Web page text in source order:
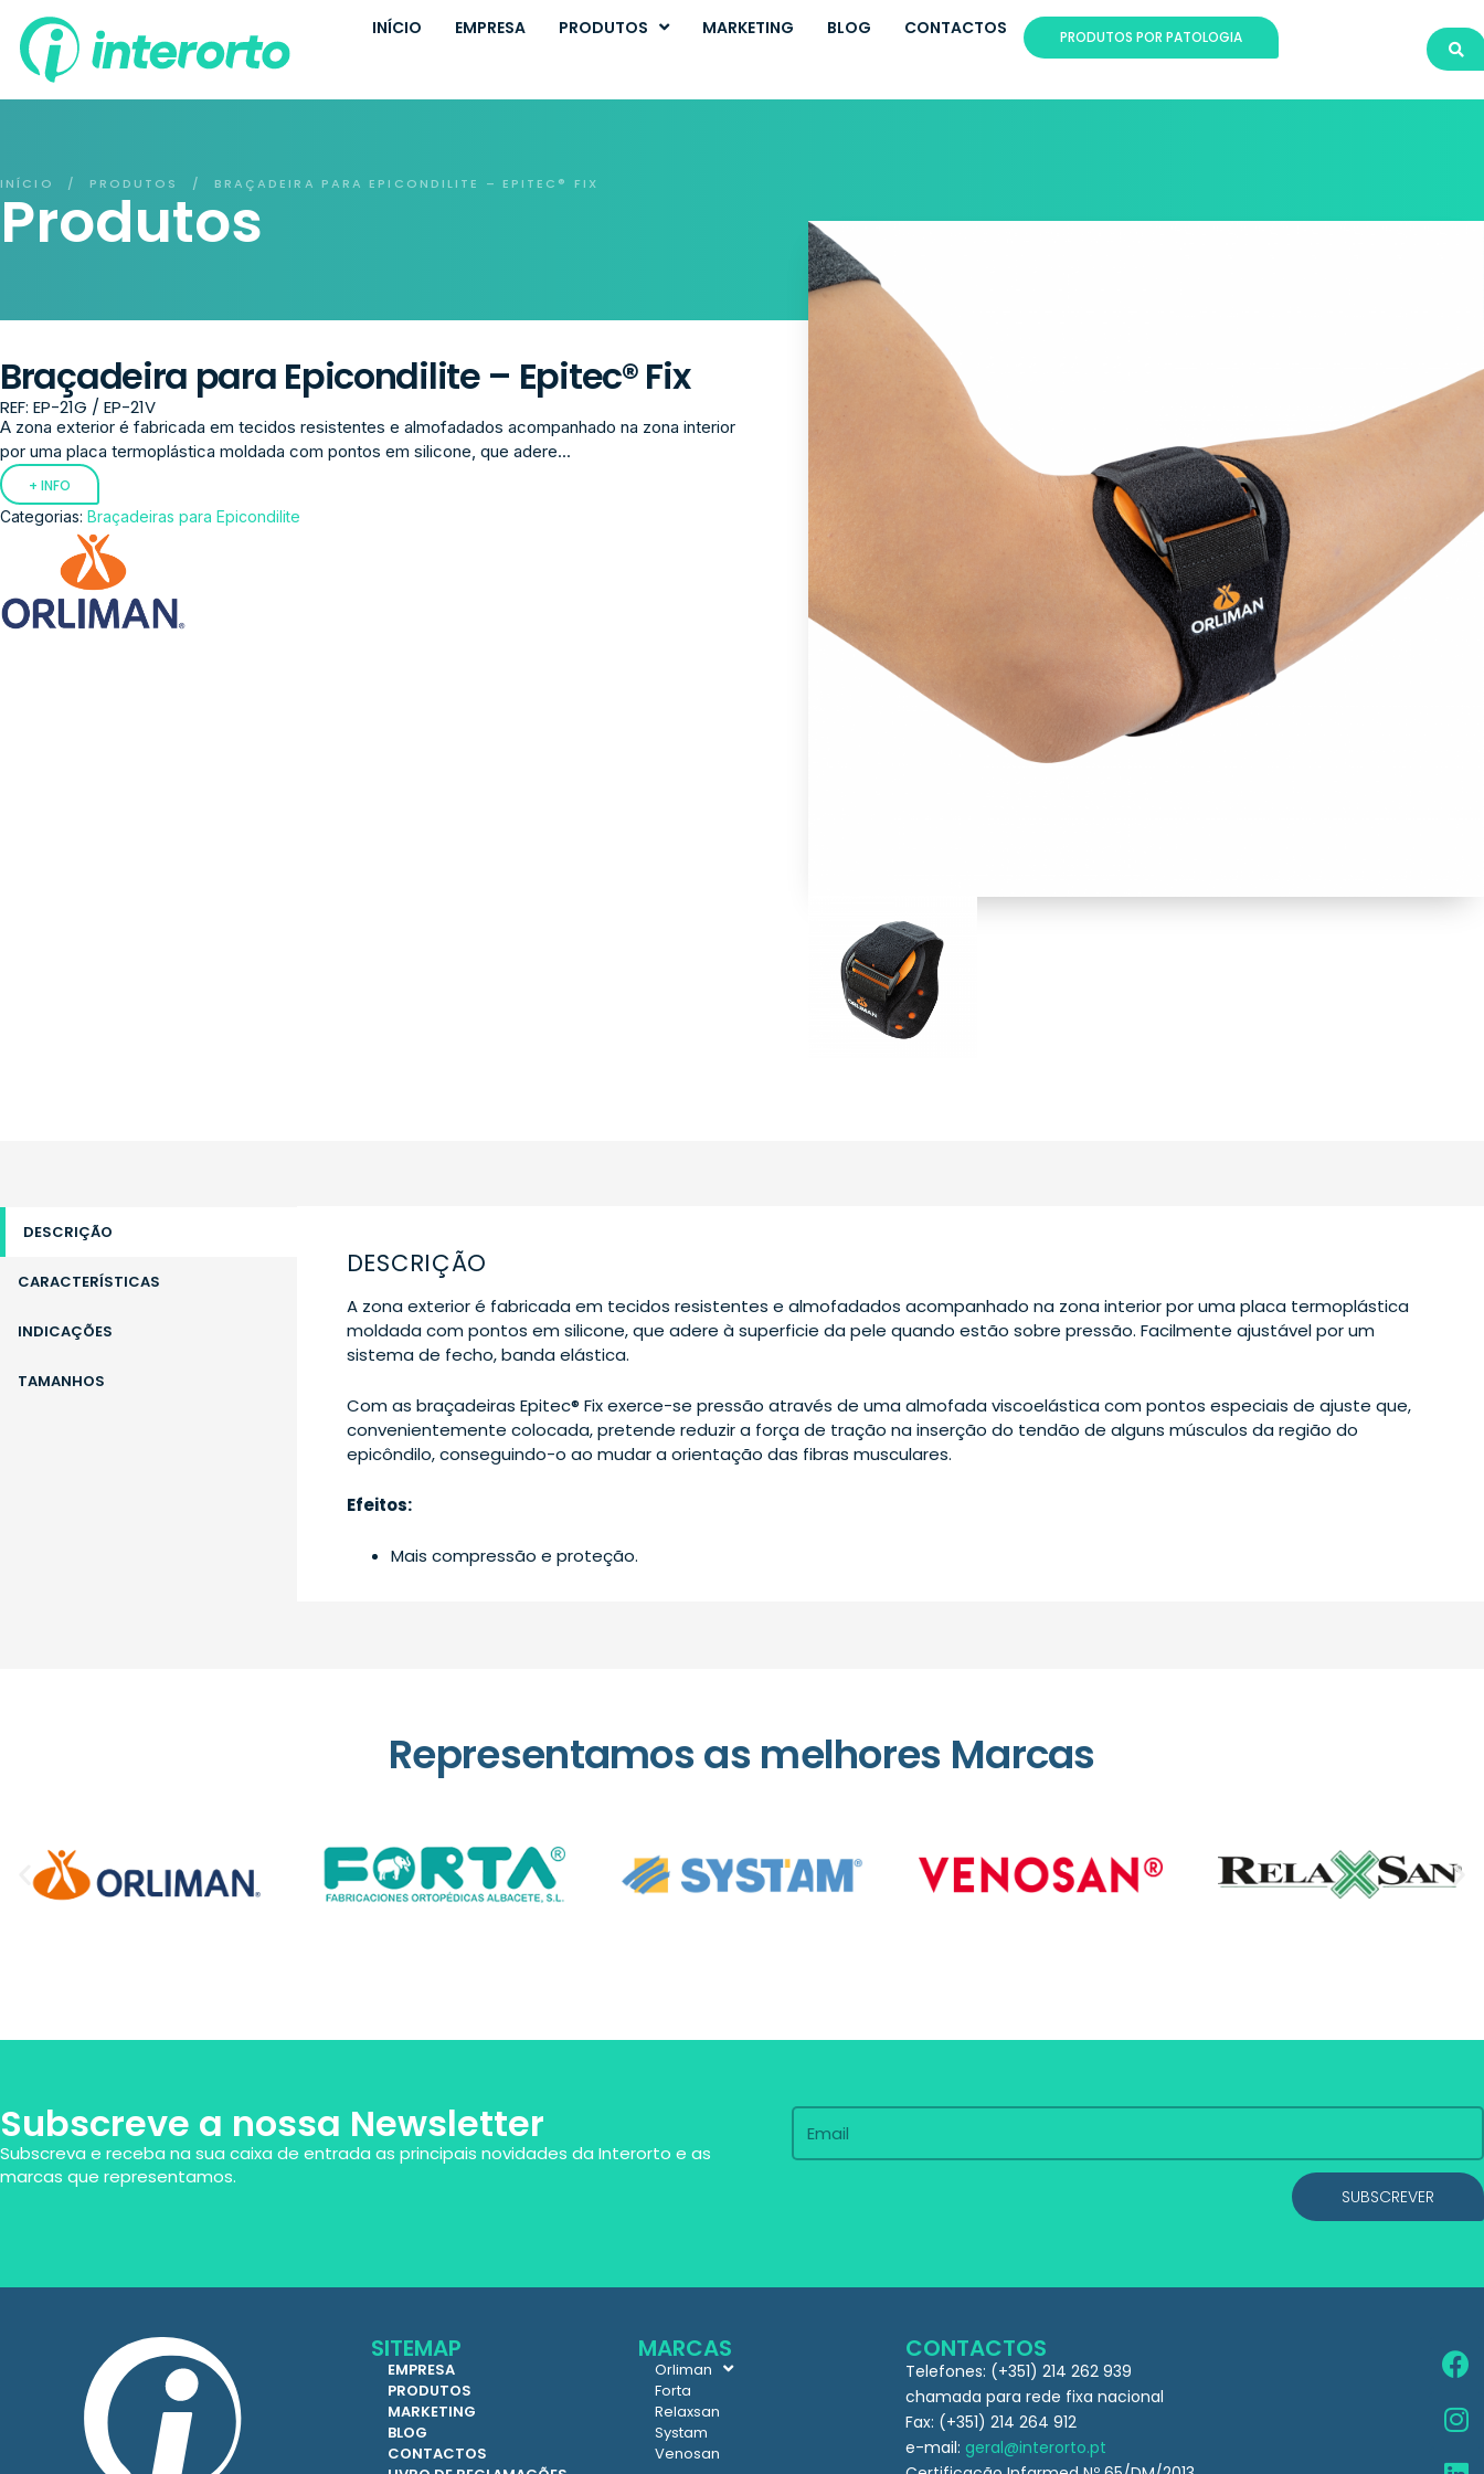
INÍCIO EMPRESA PRODUTOS MARKETING BLOG CONTACTOS PRODUTOS POR PATOLOGIA
INÍCIO / PRODUTOS / BRAÇADEIRA PARA EPICONDILITE – EPITEC® FIX
Produtos
Braçadeira para Epicondilite – Epitec® Fix
REF: EP-21G / EP-21V
A zona exterior é fabricada em tecidos resistentes e almofadados acompanhado na zona interior
por uma placa termoplástica moldada com pontos em silicone, que adere...
+ INFO
Categorias: Braçadeiras para Epicondilite
DESCRIÇÃO
CARACTERÍSTICAS
INDICAÇÕES
TAMANHOS
DESCRIÇÃO
A zona exterior é fabricada em tecidos resistentes e almofadados acompanhado na zona interior por uma placa termoplástica
moldada com pontos em silicone, que adere à superficie da pele quando estão sobre pressão. Facilmente ajustável por um
sistema de fecho, banda elástica.
Com as braçadeiras Epitec® Fix exerce-se pressão através de uma almofada viscoelástica com pontos especiais de ajuste que,
convenientemente colocada, pretende reduzir a força de tração na inserção do tendão de alguns músculos da região do
epicôndilo, conseguindo-o ao mudar a orientação das fibras musculares.
Efeitos:
Mais compressão e proteção.
Representamos as melhores Marcas
Subscreve a nossa Newsletter
Subscreva e receba na sua caixa de entrada as principais novidades da Interorto e as
marcas que representamos.
SUBSCREVER
SITEMAP
EMPRESA
PRODUTOS
MARKETING
BLOG
CONTACTOS
MARCAS
Orliman
Forta
Relaxsan
Systam
Venosan
CONTACTOS
Telefones: (+351) 214 262 939
chamada para rede fixa nacional
Fax: (+351) 214 264 912
e-mail: geral@interorto.pt